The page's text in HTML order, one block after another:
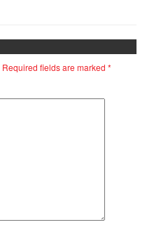
Required fields are marked *